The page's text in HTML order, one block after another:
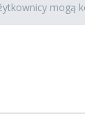
mogą